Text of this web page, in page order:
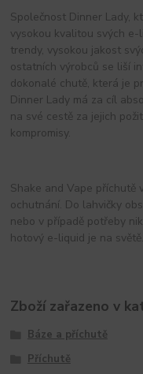
Společnost Dinner Lady,
vysokou kvalitou svých
trendy, vysokou jakost
ostatních výrobců se liší
dokonalé chutě, která je
Dinner Lady má za cíl
na své cestě za jejich
kompromisy.
Shake and Vape příchutě
ochutnání. Do lahvičky
nebo v případě potřeby
hotový e-liquid je na světě.
Zboží zařazeno v
Báze a příchutě
Příchutě